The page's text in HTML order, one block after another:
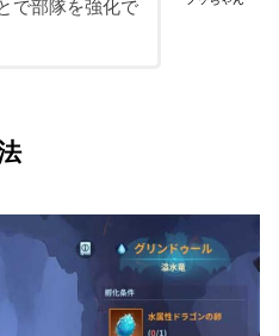
で部隊を強化で